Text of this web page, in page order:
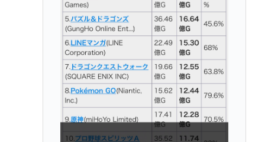
た女を逮捕 「注文で欲求が満たされた」総額43億円
ジョジョってネットでジョジョ立ちが話題になり始
めた2000年代初頭くらいから急にすげえ人気作品扱
いになったよな
東京都の最低賃金1280円に引き上げへ…54円アッ
プ、10月1日にも適用